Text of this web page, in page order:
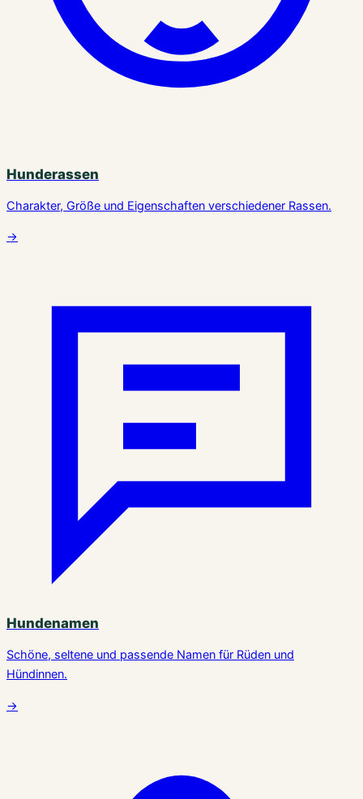
Hunderassen
Charakter, Größe und Eigenschaften verschiedener Rassen.
→
Hundenamen
Schöne, seltene und passende Namen für Rüden und
Hündinnen.
→